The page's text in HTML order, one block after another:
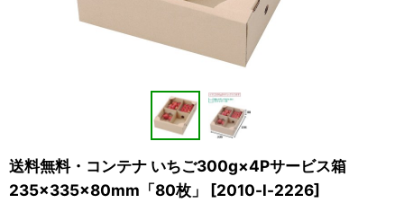
送料無料・コンテナ いちご300g×4Pサービス箱
235×335×80mm「80枚」
[2010-l-2226]